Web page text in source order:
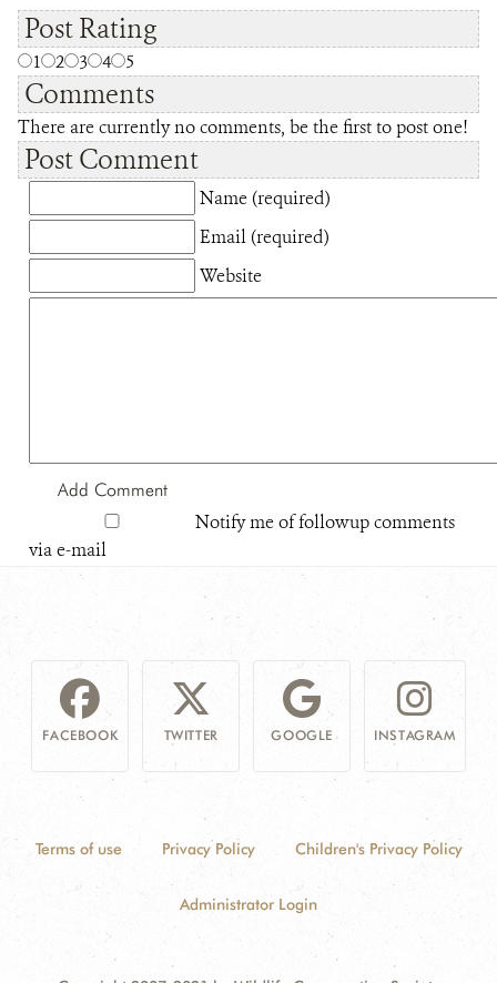
Post Rating
1 2 3 4 5
Comments
There are currently no comments, be the first to post one!
Post Comment
Name (required)
Email (required)
Website
Notify me of followup comments
via e-mail
FACEBOOK TWITTER GOOGLE INSTAGRAM
Terms of use Privacy Policy Children's Privacy Policy
Administrator Login